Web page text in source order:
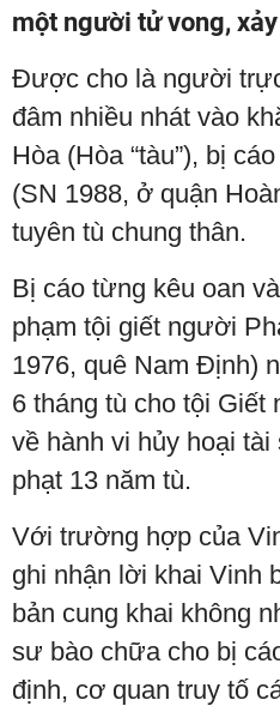
một người tử vong,
Được cho là người
đâm nhiều nhát vào
Hòa (Hòa “tàu”), bị
(SN 1988, ở quận
tuyên tù chung thân.
Bị cáo từng kêu oan
phạm tội giết người
1976, quê Nam Định)
6 tháng tù cho tội Giết
về hành vi hủy hoại
phạt 13 năm tù.
Với trường hợp của
ghi nhận lời khai Vinh
bản cung khai không
sư bào chữa cho bị
định, cơ quan truy tố